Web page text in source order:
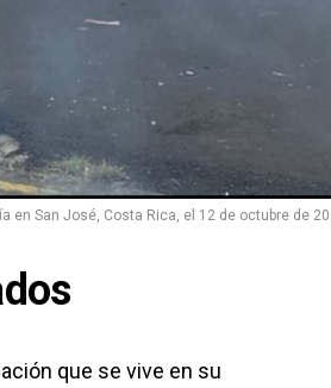
San José, Costa Rica, el 12 de octubre de
que se vive en su